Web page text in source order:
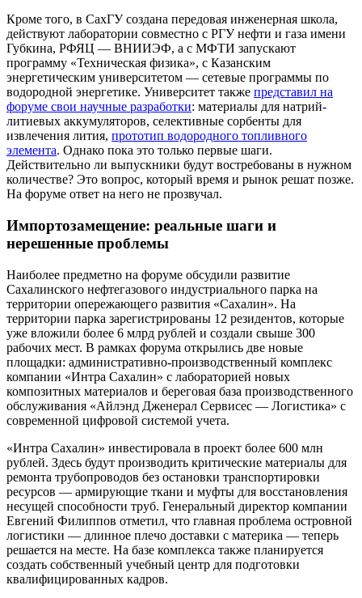
Кроме того, в СахГУ создана передовая инженерная школа,
действуют лаборатории совместно с РГУ нефти и газа имени
Губкина, РФЯЦ — ВНИИЭФ, а с МФТИ запускают
программу «Техническая физика», с Казанским
энергетическим университетом — сетевые программы по
водородной энергетике. Университет также представил на
форуме свои научные разработки: материалы для натрий-
литиевых аккумуляторов, селективные сорбенты для
извлечения лития, прототип водородного топливного
элемента. Однако пока это только первые шаги.
Действительно ли выпускники будут востребованы в нужном
количестве? Это вопрос, который время и рынок решат позже.
На форуме ответ на него не прозвучал.
Импортозамещение: реальные шаги и
нерешенные проблемы
Наиболее предметно на форуме обсудили развитие
Сахалинского нефтегазового индустриального парка на
территории опережающего развития «Сахалин». На
территории парка зарегистрированы 12 резидентов, которые
уже вложили более 6 млрд рублей и создали свыше 300
рабочих мест. В рамках форума открылись две новые
площадки: административно-производственный комплекс
компании «Интра Сахалин» с лабораторией новых
композитных материалов и береговая база производственного
обслуживания «Айлэнд Дженерал Сервисес — Логистика» с
современной цифровой системой учета.
«Интра Сахалин» инвестировала в проект более 600 млн
рублей. Здесь будут производить критические материалы для
ремонта трубопроводов без остановки транспортировки
ресурсов — армирующие ткани и муфты для восстановления
несущей способности труб. Генеральный директор компании
Евгений Филиппов отметил, что главная проблема островной
логистики — длинное плечо доставки с материка — теперь
решается на месте. На базе комплекса также планируется
создать собственный учебный центр для подготовки
квалифицированных кадров.